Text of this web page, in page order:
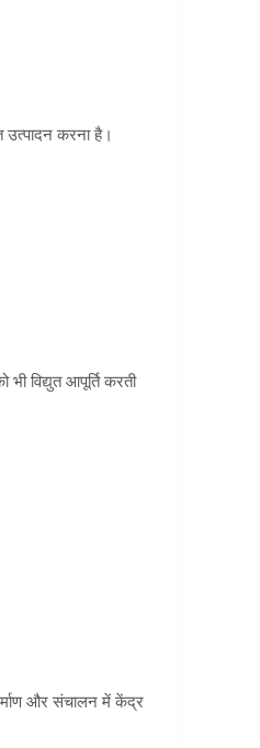
करना है।
विद्युत आपूर्ति करती
और संचालन में केंद्र